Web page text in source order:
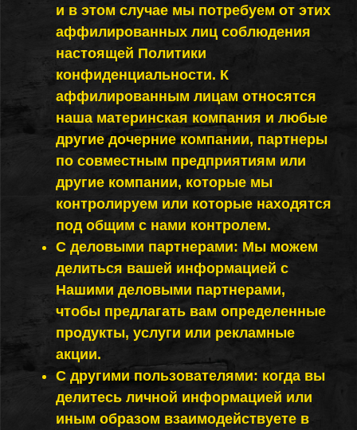
и в этом случае мы потребуем от этих
аффилированных лиц соблюдения
настоящей Политики
конфиденциальности. К
аффилированным лицам относятся
наша материнская компания и любые
другие дочерние компании, партнеры
по совместным предприятиям или
другие компании, которые мы
контролируем или которые находятся
под общим с нами контролем.
С деловыми партнерами: Мы можем
делиться вашей информацией с
Нашими деловыми партнерами,
чтобы предлагать вам определенные
продукты, услуги или рекламные
акции.
С другими пользователями: когда вы
делитесь личной информацией или
иным образом взаимодействуете в